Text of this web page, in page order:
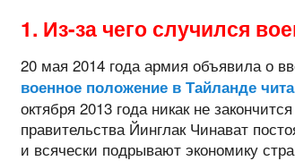
1. Из-за чего случился
20 мая 2014 года армия объявила о
военное положение в Тайланде
октября 2013 года никак не
правительства Йинглак Чинават
и всячески подрывают экономику